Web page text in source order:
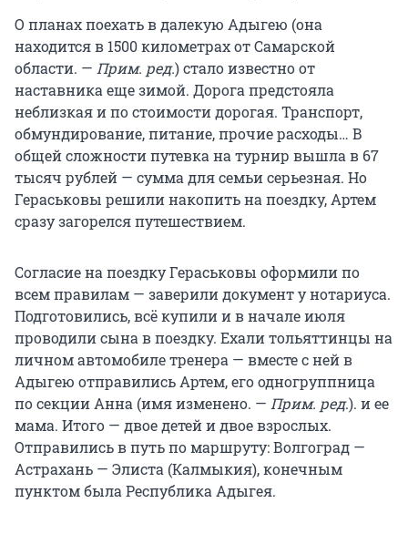
О планах поехать в далекую Адыгею (она
находится в 1500 километрах от Самарской
области. — Прим. ред.) стало известно от
наставника еще зимой. Дорога предстояла
неблизкая и по стоимости дорогая. Транспорт,
обмундирование, питание, прочие расходы… В
общей сложности путевка на турнир вышла в 67
тысяч рублей — сумма для семьи серьезная. Но
Гераськовы решили накопить на поездку, Артем
сразу загорелся путешествием.
Согласие на поездку Гераськовы оформили по
всем правилам — заверили документ у нотариуса.
Подготовились, всё купили и в начале июля
проводили сына в поездку. Ехали тольяттинцы на
личном автомобиле тренера — вместе с ней в
Адыгею отправились Артем, его одногруппница
по секции Анна (имя изменено. — Прим. ред.). и ее
мама. Итого — двое детей и двое взрослых.
Отправились в путь по маршруту: Волгоград —
Астрахань — Элиста (Калмыкия), конечным
пунктом была Республика Адыгея.